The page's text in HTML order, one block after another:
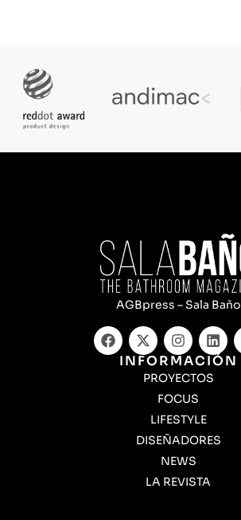
AGBpress – Sala Baño
INFORMACIÓN
PROYECTOS
FOCUS
LIFESTYLE
DISEÑADORES
NEWS
LA REVISTA